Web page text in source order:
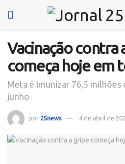
Vacinação contra
começa hoje em
Meta é imunizar 76,5 milhões
junho
por 25news 4 de abril de